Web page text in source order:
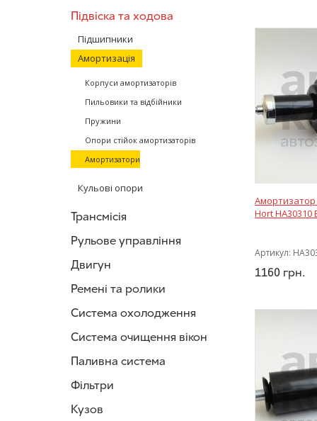
Optimal
Підвіска та ходова
Підшипники
Амортизація
Корпуси амортизаторів
Пильовики та відбійники
Пружини
Опори стійок амортизаторів
Амортизатори
Кульові опори
Трансмісія
Рульове управління
Двигун
Ремені та ролики
Система охолодження
Система очищення вікон
Паливна система
Фільтри
Кузов
Амортизатор
Hort HA30310
Артикул:
1160 грн.